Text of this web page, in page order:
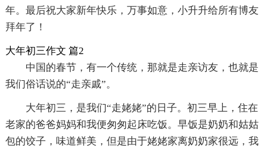
年。最后祝大家新年快乐，万事如意，小升升给所有博友
拜年了！
大年初三作文 篇2
中国的春节，有一个传统，那就是走亲访友，也就是
我们俗话说的“走亲戚”。
大年初三，是我们“走姥姥”的日子。初三早上，住在
老家的爸爸妈妈和我便匆匆起床吃饭。早饭是奶奶和姑姑
包的饺子，味道鲜美，但是由于姥姥家离奶奶家很远，我